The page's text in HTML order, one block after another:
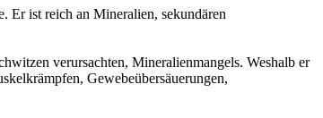
Er ist reich an Mineralien, sekundären
verursachten, Mineralienmangels. Weshalb er
Gewebeübersäuerungen,